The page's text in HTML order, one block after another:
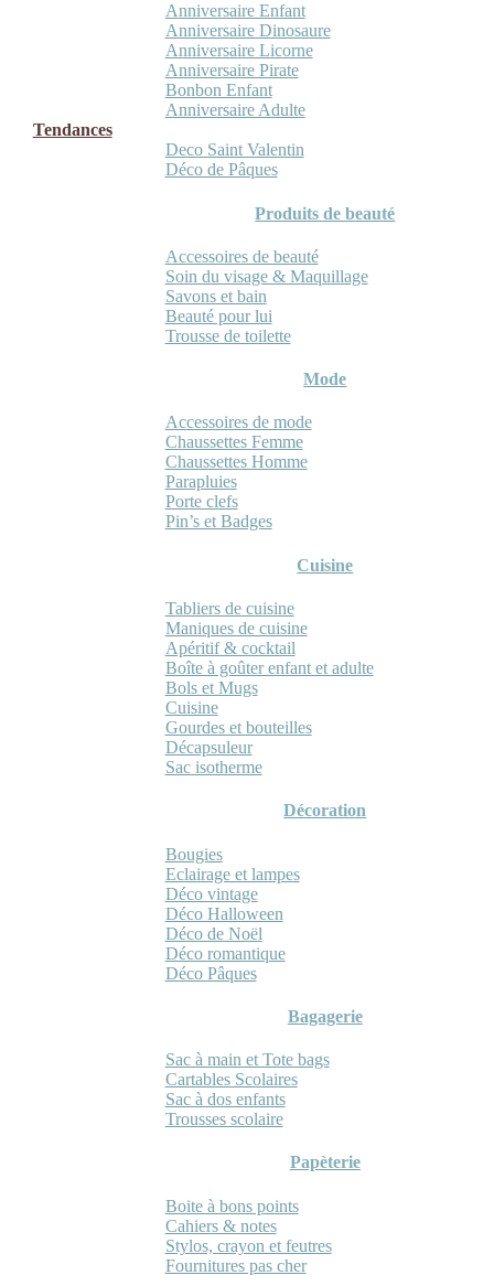
Anniversaire Enfant
Anniversaire Dinosaure
Anniversaire Licorne
Anniversaire Pirate
Bonbon Enfant
Anniversaire Adulte
Tendances
Deco Saint Valentin
Déco de Pâques
Produits de beauté
Accessoires de beauté
Soin du visage & Maquillage
Savons et bain
Beauté pour lui
Trousse de toilette
Mode
Accessoires de mode
Chaussettes Femme
Chaussettes Homme
Parapluies
Porte clefs
Pin’s et Badges
Cuisine
Tabliers de cuisine
Maniques de cuisine
Apéritif & cocktail
Boîte à goûter enfant et adulte
Bols et Mugs
Cuisine
Gourdes et bouteilles
Décapsuleur
Sac isotherme
Décoration
Bougies
Eclairage et lampes
Déco vintage
Déco Halloween
Déco de Noël
Déco romantique
Déco Pâques
Bagagerie
Sac à main et Tote bags
Cartables Scolaires
Sac à dos enfants
Trousses scolaire
Papèterie
Boite à bons points
Cahiers & notes
Stylos, crayon et feutres
Fournitures pas cher